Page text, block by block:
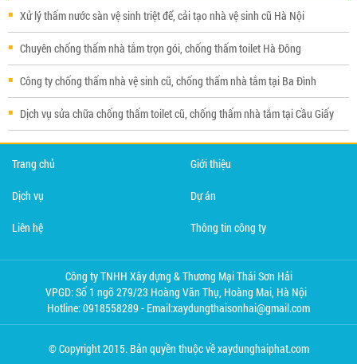
Xử lý thấm nước sàn vệ sinh triệt để, cải tạo nhà vệ sinh cũ Hà Nội
Chuyên chống thấm nhà tắm trọn gói, chống thấm toilet Hà Đông
Công ty chống thấm nhà vệ sinh cũ, chống thấm nhà tắm tại Ba Đình
Dịch vụ sửa chữa chống thấm toilet cũ, chống thấm nhà tắm tại Cầu Giấy
Trang chủ Giới thiệu
Dịch vụ Dự án
Liên hệ Thông tin công ty
Công ty TNHH Xây dựng & Thương Mại Thái Sơn Hải
VPGD: Số 1 ngõ 279/23 Hoàng Văn Thụ, Hoàng Mai, Hà Nội
Hotline: 0918558289 - Email:xaydungthaisonhai@gmail.com
© Copyright 2015. Bản quyền thuộc về xaydunghaiphat.com